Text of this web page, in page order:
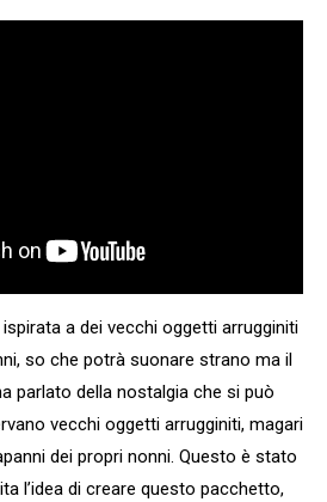
a dei vecchi oggetti arrugginiti
so che potrà suonare strano ma il
parlato della nostalgia che si può
vecchi oggetti arrugginiti, magari
dei propri nonni. Questo è stato
l’idea di creare questo pacchetto,